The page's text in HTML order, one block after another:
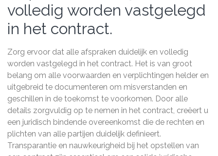
volledig worden vastgelegd
in het contract.
Zorg ervoor dat alle afspraken duidelijk en volledig
worden vastgelegd in het contract. Het is van groot
belang om alle voorwaarden en verplichtingen helder en
uitgebreid te documenteren om misverstanden en
geschillen in de toekomst te voorkomen. Door alle
details zorgvuldig op te nemen in het contract, creëert u
een juridisch bindende overeenkomst die de rechten en
plichten van alle partijen duidelijk definieert.
Transparantie en nauwkeurigheid bij het opstellen van